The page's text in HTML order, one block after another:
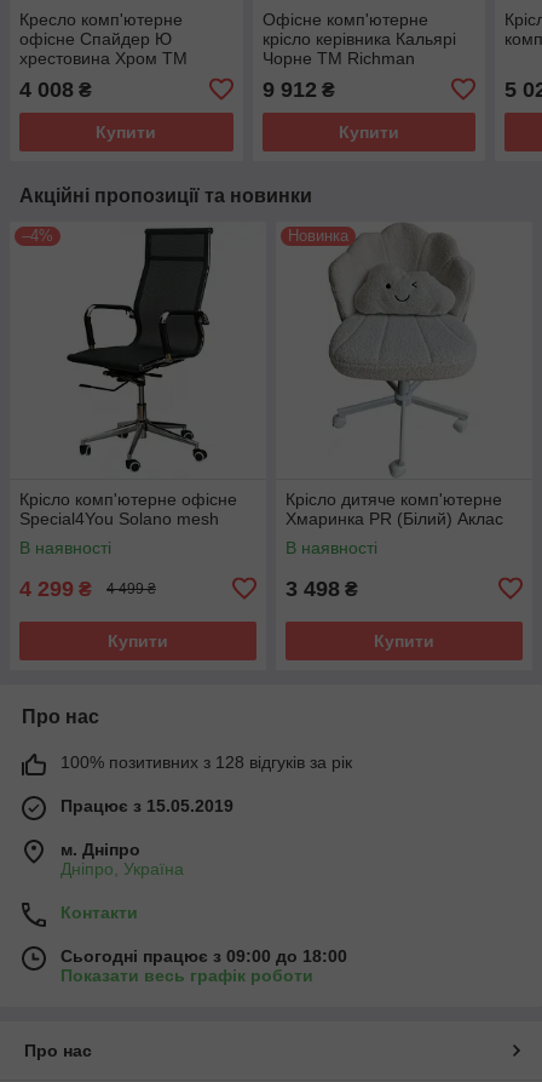
Кресло комп'ютерне
офісне Спайдер Ю
хрестовина Хром ТМ
4 008 ₴
Купити
Офісне комп'ютерне
крісло керівника Кальярі
Чорне ТМ Richman
9 912 ₴
Купити
5
Акційні пропозиції та новинки
–4%
Крісло комп'ютерне офісне
Special4You Solano mesh
В наявності
4 299 ₴ 4 499 ₴
Купити
Новинка
Крісло дитяче комп'ютерне
Хмаринка PR (Білий) Аклас
В наявності
3 498 ₴
Купити
Про нас
100% позитивних з 128 відгуків за рік
Працює з 15.05.2019
м. Дніпро
Дніпро, Україна
Контакти
Сьогодні працює з 09:00 до 18:00
Показати весь графік роботи
Про нас